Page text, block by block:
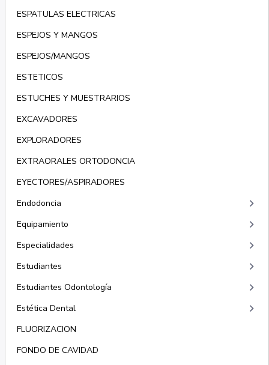
ESPATULAS ELECTRICAS
ESPEJOS Y MANGOS
ESPEJOS/MANGOS
ESTETICOS
ESTUCHES Y MUESTRARIOS
EXCAVADORES
EXPLORADORES
EXTRAORALES ORTODONCIA
EYECTORES/ASPIRADORES
Endodoncia
keyboard_arrow_right
Equipamiento keyboard_arrow_right
Especialidades keyboard_arrow_right
Estudiantes keyboard_arrow_right
Estudiantes Odontología keyboard_arrow_right
Estética Dental keyboard_arrow_right
FLUORIZACION
FONDO DE CAVIDAD